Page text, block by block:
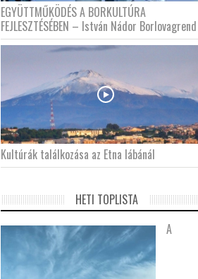
EGYÜTTMŰKÖDÉS A BORKULTÚRA
FEJLESZTÉSÉBEN – István Nádor Borlovagrend
Kultúrák találkozása az Etna lábánál
HETI TOPLISTA
A